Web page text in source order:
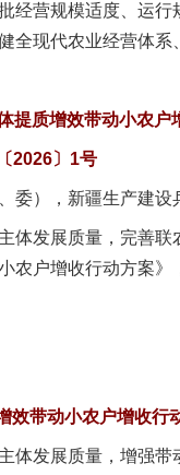
营规模适度、运
现代农业经营体系
提质增效带动小农户
2026〕1号
委），新疆生产建设
发展质量，完善联
户增收行动方案
效带动小农户增收行
发展质量，增强带